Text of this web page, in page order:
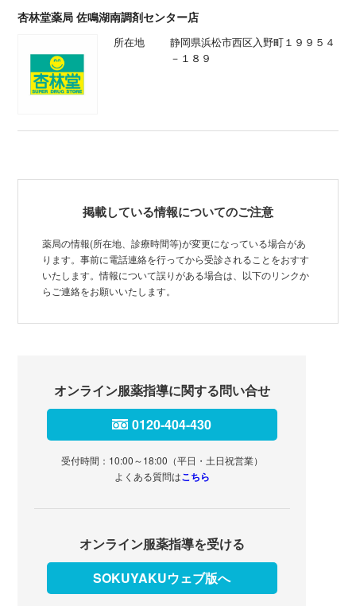
杏林堂薬局 佐鳴湖南調剤センター店
所在地
静岡県浜松市西区入野町１９９５４
－１８９
掲載している情報についてのご注意
薬局の情報(所在地、診療時間等)が変更になっている場合があ
ります。事前に電話連絡を行ってから受診されることをおすす
いたします。情報について誤りがある場合は、以下のリンクか
らご連絡をお願いいたします。
オンライン服薬指導に関する問い合せ
0120-404-430
受付時間：10:00～18:00（平日・土日祝営業）
よくある質問はこちら
オンライン服薬指導を受ける
SOKUYAKUウェブ版へ